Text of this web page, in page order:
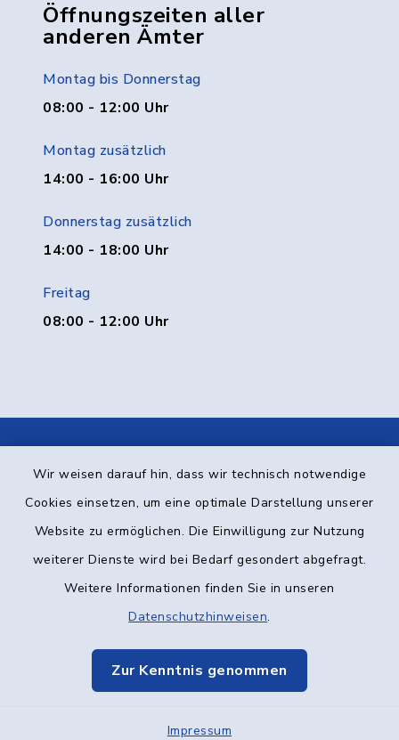
Wir weisen darauf hin, dass wir technisch notwendige
Cookies einsetzen, um eine optimale Darstellung unserer
Website zu ermöglichen. Die Einwilligung zur Nutzung
weiterer Dienste wird bei Bedarf gesondert abgefragt.
Weitere Informationen finden Sie in unseren
Datenschutzhinweisen.
Zur Kenntnis genommen
Impressum
Öffnungszeiten aller
anderen Ämter
Montag bis Donnerstag
08:00 - 12:00 Uhr
Montag zusätzlich
14:00 - 16:00 Uhr
Donnerstag zusätzlich
14:00 - 18:00 Uhr
Freitag
08:00 - 12:00 Uhr
Kontakt
Barrierefreiheit
Datenschutz
Impressum
Elektronische Kommunikation
Sitemap